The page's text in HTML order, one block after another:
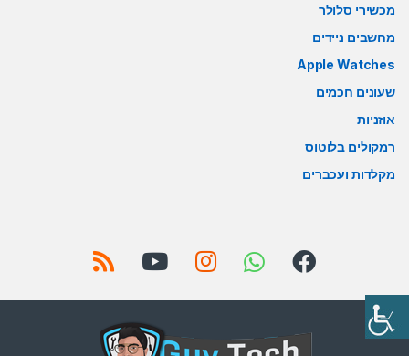
מכשירי סלולר
מחשבים ניידים
Apple Watches
שעונים חכמים
אוזניות
רמקולים בלוטוס
מקלדות ועכברים